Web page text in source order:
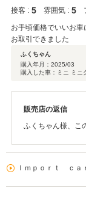
接客 : 5 雰囲気 : 5
お手頃価格でいいお
お取引できました
ふくちゃん
購入年月： 2025/03
購入した車：ミニ ミニ
販売店の返信
ふくちゃん様、こ
りサポートいたし
Ｉｍｐｏｒｔ ｃａ